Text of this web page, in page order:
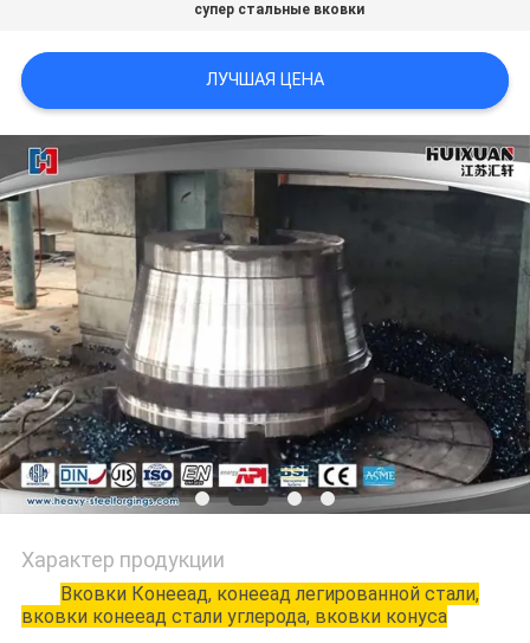
супер стальные вковки
ЛУЧШАЯ ЦЕНА
Характер продукции
Вковки Конееад, конееад легированной стали,
вковки конееад стали углерода, вковки конуса